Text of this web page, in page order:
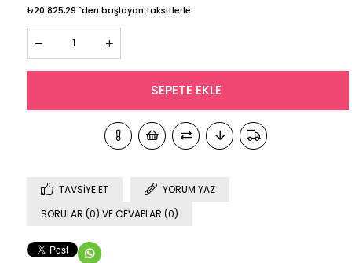
₺20.825,29 `den başlayan taksitlerle
TAVSIYE ET
YORUM YAZ
SORULAR (0) VE CEVAPLAR (0)